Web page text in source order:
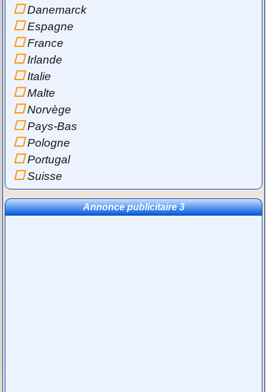
Danemarck
Espagne
France
Irlande
Italie
Malte
Norvège
Pays-Bas
Pologne
Portugal
Suisse
Annonce publicitaire 3